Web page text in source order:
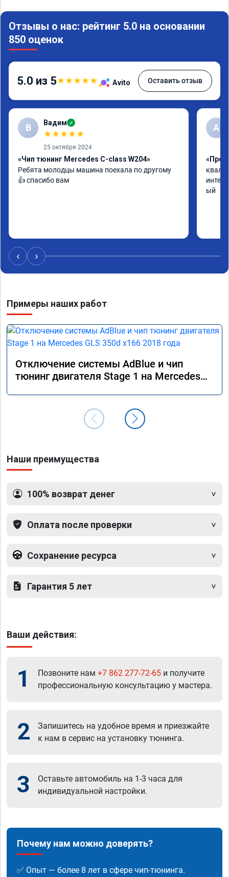
Отзывы о нас: рейтинг 5.0 на основании
850 оценок
5.0 из 5★★★★★ Avito Оставить отзыв
В Вадим ✓
★★★★★
25 октября 2024
«Чип тюнинг Mercedes C-class W204»
Ребята молодцы машина поехала по другому
👍 спасибо вам
А
ый
‹ ›
Примеры наших работ
Отключение системы AdBlue и чип
тюнинг двигателя Stage 1 на Mercedes
Наши преимущества
100% возврат денег
Оплата после проверки
Сохранение ресурса
Гарантия 5 лет
Ваши действия:
1 Позвоните нам +7 862 277-72-65 и получите
профессиональную консультацию у мастера.
2
Запишитесь на удобное время и приезжайте
к нам в сервис на установку тюнинга.
3
Оставьте автомобиль на 1-3 часа для
индивидуальной настройки.
Почему нам можно доверять?
✅ Опыт — более 8 лет в сфере чип-тюнинга.